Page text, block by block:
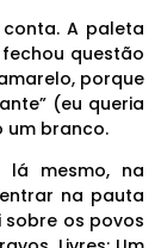
A paleta
questão
porque
(eu queria
um branco.
lá mesmo, na
na pauta
os povos